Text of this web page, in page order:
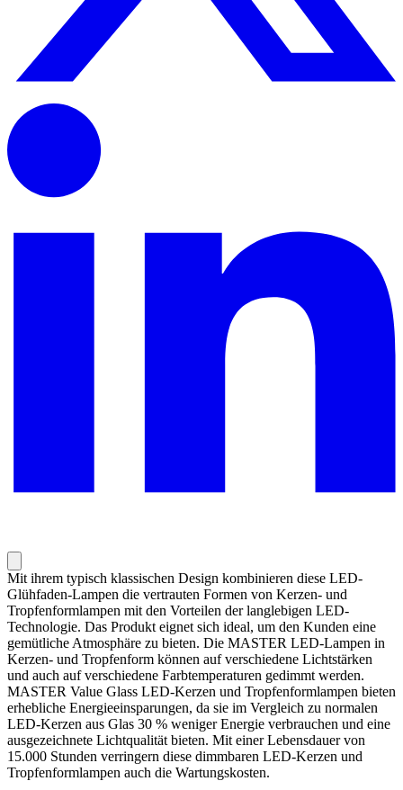
Mit ihrem typisch klassischen Design kombinieren diese LED-
Glühfaden-Lampen die vertrauten Formen von Kerzen- und
Tropfenformlampen mit den Vorteilen der langlebigen LED-
Technologie. Das Produkt eignet sich ideal, um den Kunden eine
gemütliche Atmosphäre zu bieten. Die MASTER LED-Lampen in
Kerzen- und Tropfenform können auf verschiedene Lichtstärken
und auch auf verschiedene Farbtemperaturen gedimmt werden.
MASTER Value Glass LED-Kerzen und Tropfenformlampen bieten
erhebliche Energieeinsparungen, da sie im Vergleich zu normalen
LED-Kerzen aus Glas 30 % weniger Energie verbrauchen und eine
ausgezeichnete Lichtqualität bieten. Mit einer Lebensdauer von
15.000 Stunden verringern diese dimmbaren LED-Kerzen und
Tropfenformlampen auch die Wartungskosten.